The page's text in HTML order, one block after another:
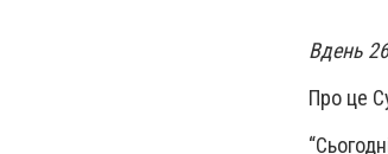
Вдень
Про це